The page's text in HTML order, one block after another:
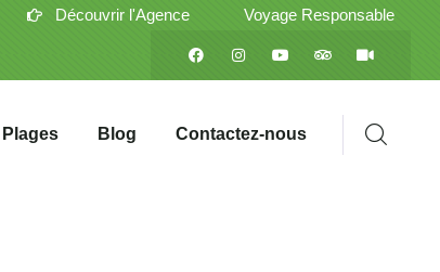
Découvrir l'Agence Voyage Responsable
Plages Blog Contactez-nous